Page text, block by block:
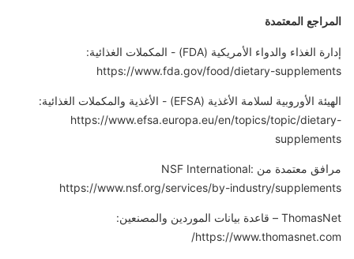
المراجع المعتمدة
إدارة الغذاء والدواء الأمريكية (FDA) - المكملات الغذائية:
https://www.fda.gov/food/dietary-supplements
الهيئة الأوروبية لسلامة الأغذية (EFSA) - الأغذية والمكملات الغذائية:
https://www.efsa.europa.eu/en/topics/topic/dietary-
supplements
مرافق معتمدة من NSF International:
https://www.nsf.org/services/by-industry/supplements
ThomasNet – قاعدة بيانات الموردين والمصنعين:
https://www.thomasnet.com/